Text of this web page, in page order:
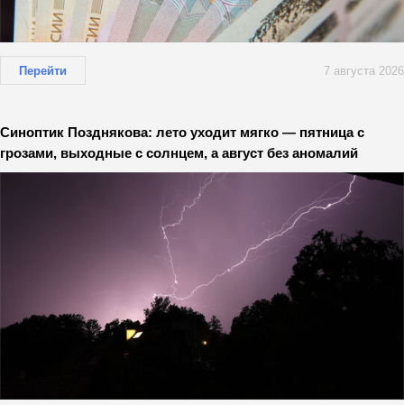
Перейти 7 августа 2026
Синоптик Позднякова: лето уходит мягко — пятница с
грозами, выходные с солнцем, а август без аномалий